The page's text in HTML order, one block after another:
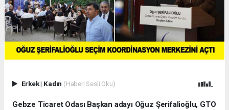
Erkek| Kadın (Haberi Sesli Oku)
Gebze Ticaret Odası Başkan adayı Oğuz Şerifalioğlu, GTO